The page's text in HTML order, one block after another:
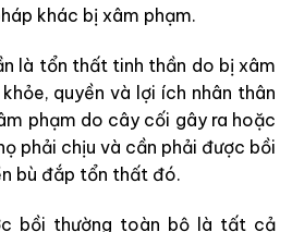
khác bị xâm phạm.
là tổn thất tinh thần do bị xâm
quyền và lợi ích nhân thân
phạm do cây cối gây ra hoặc
phải chịu và cần phải được bồi
bù đắp tổn thất đó.
bồi thường toàn bộ là tất cả